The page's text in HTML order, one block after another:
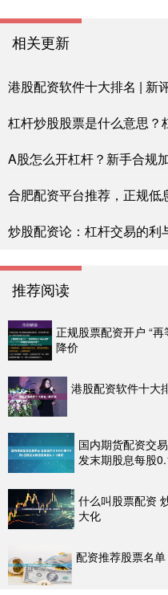
相关更新
港股配资软件十大排名 | 新
杠杆炒股股票是什么意思
A股怎么开杠杆？新手合规
合肥配资平台推荐，正规低
炒股配资论：杠杆交易的利
推荐阅读
正规股票配资开户 “
降价
港股配资软件十大
国内期货配资交
发末期股息每股
什么叫股票配资
大化
配资推荐股票名